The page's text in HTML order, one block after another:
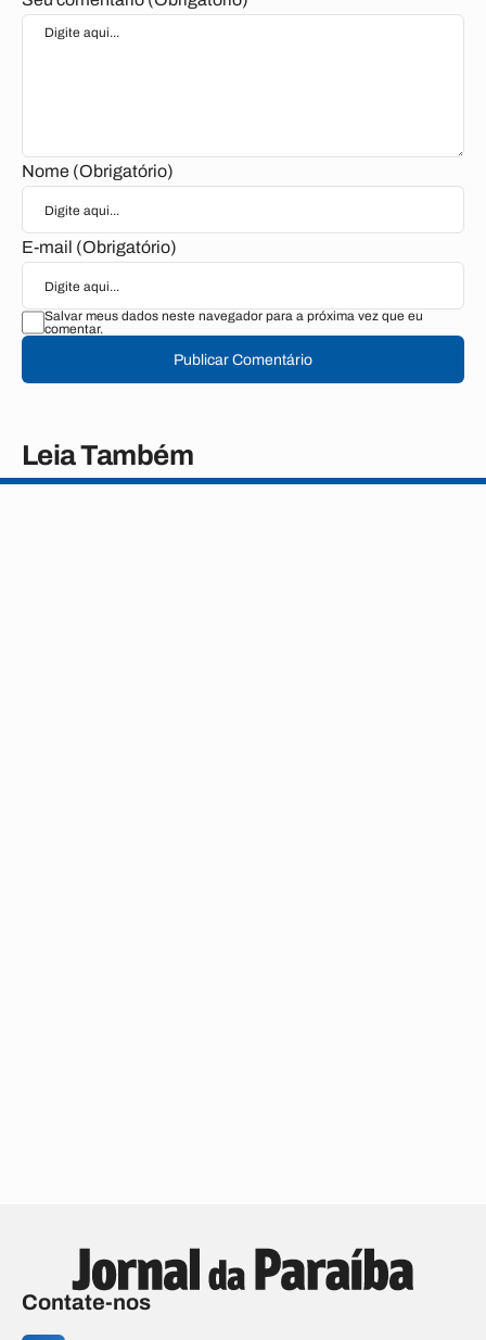
Nome (Obrigatório)
E-mail (Obrigatório)
Salvar meus dados neste navegador para a próxima vez que eu
comentar.
Publicar Comentário
Leia Também
Contate-nos